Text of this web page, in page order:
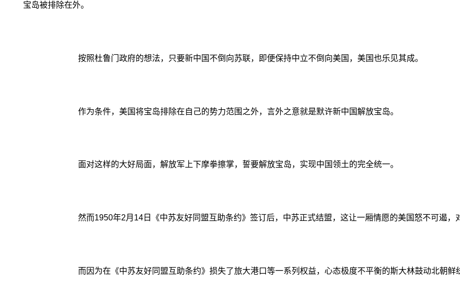
宝岛被排除在外。
按照杜鲁门政府的想法，只要新中国不倒向苏联，即便保持中立不倒向美国，美国也乐见其成。
作为条件，美国将宝岛排除在自己的势力范围之外，言外之意就是默许新中国解放宝岛。
面对这样的大好局面，解放军上下摩拳擦掌，誓要解放宝岛，实现中国领土的完全统一。
然而1950年2月14日《中苏友好同盟互助条约》签订后，中苏正式结盟，这让一厢情愿的美国怒不可遏，
而因为在《中苏友好同盟互助条约》损失了旅大港口等一系列权益，心态极度不平衡的斯大林鼓动北朝